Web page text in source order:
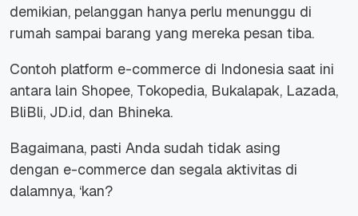
demikian, pelanggan hanya perlu menunggu di
rumah sampai barang yang mereka pesan tiba.
Contoh platform e-commerce di Indonesia saat ini
antara lain Shopee, Tokopedia, Bukalapak, Lazada,
BliBli, JD.id, dan Bhineka.
Bagaimana, pasti Anda sudah tidak asing
dengan e-commerce dan segala aktivitas di
dalamnya, ‘kan?